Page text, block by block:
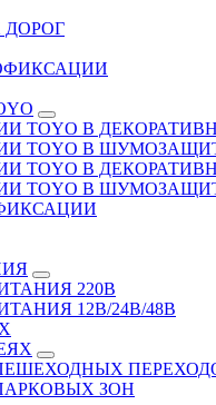
TOYO В
TOYO В
TOYO В
TOYO В
220В
12В/24В/48В
ЗОН